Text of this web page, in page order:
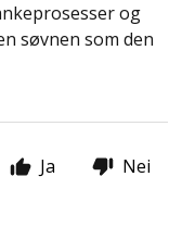
og
søvnen som den
Ja Nei